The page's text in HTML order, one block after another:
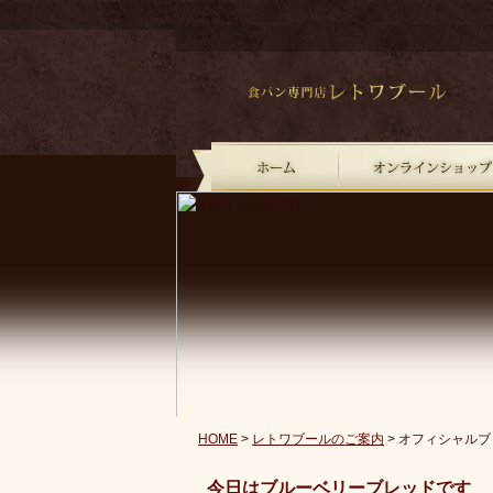
HOME > レトワブールのご案内 > オフィシャル
今日はブルーベリーブレッドです